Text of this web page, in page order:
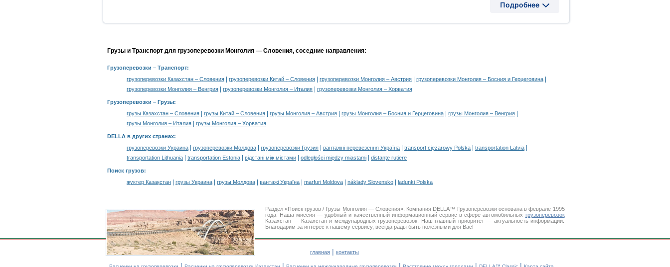
Подробнее
Грузы и Транспорт для грузоперевозки Монголия — Словения, соседние направления:
Грузоперевозки – Транспорт:
грузоперевозки Казахстан – Словения
грузоперевозки Китай – Словения грузоперевозки Монголия – Австрия грузоперевозки Монголия – Босния и Герцеговина
грузоперевозки Монголия – Венгрия грузоперевозки Монголия – Италия грузоперевозки Монголия – Хорватия
Грузоперевозки – Грузы:
грузы Казахстан – Словения
грузы Китай – Словения грузы Монголия – Австрия грузы Монголия – Босния и Герцеговина грузы Монголия – Венгрия
грузы Монголия – Италия грузы Монголия – Хорватия
DELLA в других странах:
грузоперевозки Украина
грузоперевозки Молдова грузоперевозки Грузия вантажні перевезення Україна transport ciężarowy Polska transportation Latvia
transportation Lithuania transportation Estonia відстані між містами odległości między miastami distanţe rutiere
Поиск грузов:
жүктер Қазақстан
грузы Украина грузы Молдова вантажі Україна marfuri Moldova náklady Slovensko ładunki Polska
Раздел «Поиск грузов / Грузы Монголия — Словения». Компания DELLA™ Грузоперевозки основана в феврале 1995
года. Наша миссия — удобный и качественный информационный сервис в сфере автомобильных грузоперевозок
Казахстан — Казахстан и международных грузоперевозок. Наш главный приоритет — актуальность информации.
Благодарим за интерес к нашему сервису, всегда рады быть полезными для Вас!
главная | контакты